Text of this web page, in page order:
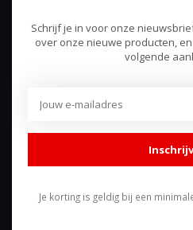
6741
Lunteren,
shop@racing-
Schrijf je in voor onze
over onze nieuwe producten,
volgende
Je korting is geldig bij een